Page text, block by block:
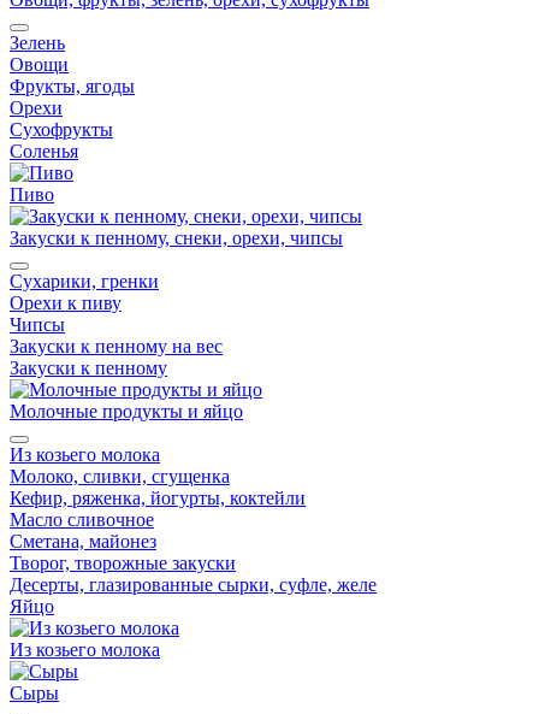
Зелень
Овощи
Фрукты, ягоды
Орехи
Сухофрукты
Соленья
Пиво
Закуски к пенному, снеки, орехи, чипсы
Сухарики, гренки
Орехи к пиву
Чипсы
Закуски к пенному на вес
Закуски к пенному
Молочные продукты и яйцо
Из козьего молока
Молоко, сливки, сгущенка
Кефир, ряженка, йогурты, коктейли
Масло сливочное
Сметана, майонез
Творог, творожные закуски
Десерты, глазированные сырки, суфле, желе
Яйцо
Из козьего молока
Сыры